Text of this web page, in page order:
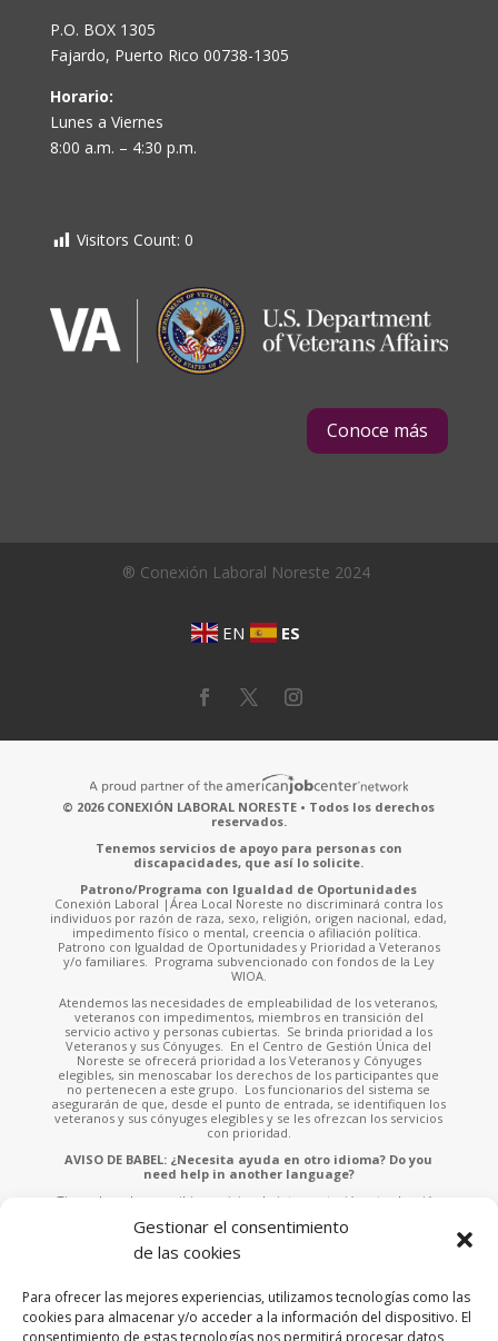
Gestionar el consentimiento
de las cookies
Para ofrecer las mejores experiencias, utilizamos tecnologías como las
cookies para almacenar y/o acceder a la información del dispositivo. El
consentimiento de estas tecnologías nos permitirá procesar datos
P.O. BOX 1305
Fajardo, Puerto Rico 00738-1305
Horario:
Lunes a Viernes
8:00 a.m. – 4:30 p.m.
Visitors Count: 0
Conoce más
® Conexión Laboral Noreste 2024
EN ES
© 2026 CONEXIÓN LABORAL NORESTE • Todos los derechos
reservados.
Tenemos servicios de apoyo para personas con
discapacidades, que así lo solicite.
Patrono/Programa con Igualdad de Oportunidades
Conexión Laboral |Área Local Noreste no discriminará contra los
individuos por razón de raza, sexo, religión, origen nacional, edad,
impedimento físico o mental, creencia o afiliación política.
Patrono con Igualdad de Oportunidades y Prioridad a Veteranos
y/o familiares. Programa subvencionado con fondos de la Ley
WIOA.
Atendemos las necesidades de empleabilidad de los veteranos,
veteranos con impedimentos, miembros en transición del
servicio activo y personas cubiertas. Se brinda prioridad a los
Veteranos y sus Cónyuges. En el Centro de Gestión Única del
Noreste se ofrecerá prioridad a los Veteranos y Cónyuges
elegibles, sin menoscabar los derechos de los participantes que
no pertenecen a este grupo. Los funcionarios del sistema se
asegurarán de que, desde el punto de entrada, se identifiquen los
veteranos y sus cónyuges elegibles y se les ofrezcan los servicios
con prioridad.
AVISO DE BABEL: ¿Necesita ayuda en otro idioma? Do you
need help in another language?
Tiene derecho a recibir servicios de interpretación y traducción
empleados o llame al 787-953-4700 x.902 e indíquenos el idioma
que habla para asistirle. You have the right to receive free
interpretation and translation services. Please ask any of our staff
Esta página fue financiada por una subvención otorgada por la